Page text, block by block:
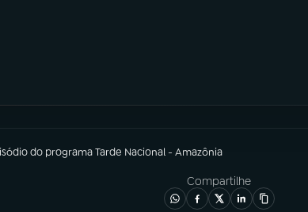
do programaTarde Nacional - Amazônia
Compartilhe